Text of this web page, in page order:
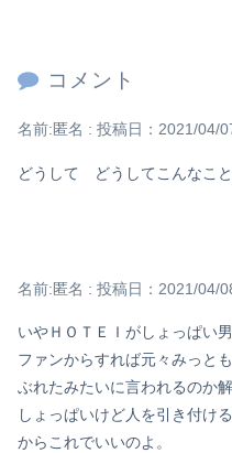
コメント
名前:匿名 : 投稿日：2021/04/
どうして どうしてこんなこと
名前:匿名 : 投稿日：2021/04/
いやＨＯＴＥＩがしょっぱい
ファンからすれば元々みっと
ぶれたみたいに言われるのか解
しょっぱいけど人を引き付け
からこれでいいのよ。